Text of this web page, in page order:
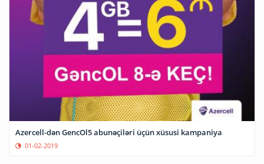
Azercell-dən GencOl5 abunəçiləri üçün xüsusi kampaniya
01-02-2019